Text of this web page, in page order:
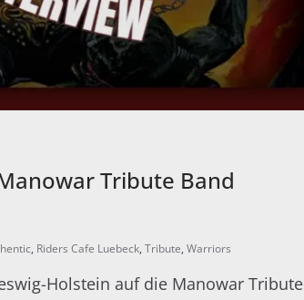
Tribute Band
, Riders Cafe Luebeck, Tribute, Warriors
Holstein auf die Manowar Tribute